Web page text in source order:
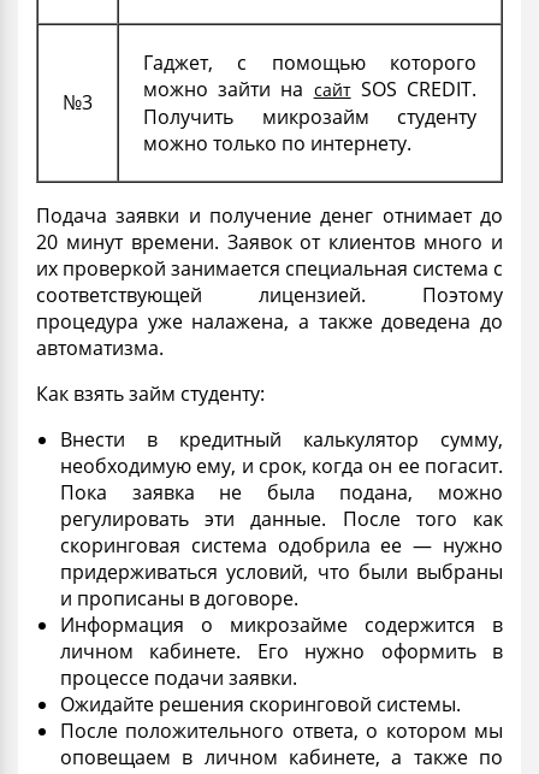
№3
Гаджет, с помощью которого
можно зайти на сайтSOS CREDIT.
Получить микрозайм студенту
можно только по интернету.
Подача заявки и получение денег отнимает до
20 минут времени. Заявок от клиентов много и
их проверкой занимается специальная система с
соответствующей лицензией. Поэтому
процедура уже налажена, а также доведена до
автоматизма.
Как взятьзайм студенту:
Внести в кредитный калькулятор сумму,
необходимую ему, и срок, когда он ее погасит.
Пока заявка не была подана, можно
регулировать эти данные. После того как
скоринговая система одобрила ее — нужно
придерживаться условий, что были выбраны
и прописаны в договоре.
Информация о микрозайме содержится в
личном кабинете. Его нужно оформить в
процессе подачи заявки.
Ожидайте решения скоринговой системы.
После положительного ответа, о котором мы
оповещаем в личном кабинете, а также по